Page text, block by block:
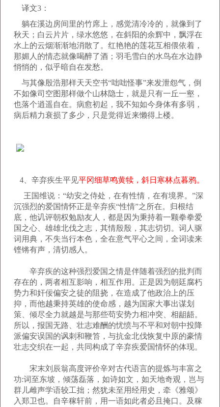
译文3：
躺在溪边房间里的竹席上，感觉清冷冷的，就像到了
秋天；白云片片，绿水悠悠，在斜阳的余辉中，飘浮在
水上的云烟渐渐地消散了。红艳艳的莲花互相偎依着，
那媚人的情态就像喝醉了酒；羽毛雪白的水鸟在水边静
悄悄的，似乎暗自在发愁。
与其像殷浩那样天天空书“咄咄怪事”来发泄怨气，倒
不如像司空图那样做个山林隐士，就是只有一丘一壑，
也落个逍遥自在。病愈初起，我不知如今身体有多弱，
病后精力衰损了多少，只是觉得近来懒得上楼。
4、辛弃疾生平见平冈细草鸣黄犊，斜日寒林点暮鸦。
王国维说：“幼安之侍处，在有性情，在有境界。”深
沉强烈的爱国情怀正是辛弃疾“性情”之所在。归根结
底，他讥评朝权勉励友人，都是因为秉持着一颗拳拳爱
国之心、雄雄北伐之志，其情殷殷，其志切切。词人驱
词用典，不失当行本色，全在意气平心之间，全词读来
铿锵有声，清切感人。
辛弃疾的这种强烈爱国之情是伴随着强烈的批判而
存在的，两者相互影响，相互作用。正是因为朝廷腐朽
势力和奸佞偏安之徒的阻挠，在造成了他政治上的压
抑，而他越秉持英雄的使命感，越为国家大事出谋划
策、倾尽全力就越是与那些苟安势力相冲突、相龃龉。
所以，报国无路、壮志难酬的忧愤与不平和对朝中投降
派偏安误国的讽刺和鞭笞，与抗金北伐恢复中原的豪情
壮志交织在一起，共同构成了辛弃疾爱国情怀的体现。
宋末刘辰翁高度评价辛对古代语言的提炼与丰富之
功:词至东坡，倾荡磊落，如诗如文，如天地奇观，岂与
群儿雌声学语较工拙；然犹未至用经用史，牵《雅颂》
入郑卫也。自辛稼轩前，用一语如此者必且掩口。及稼